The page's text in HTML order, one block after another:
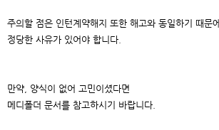
주의할 점은 인턴계약해지 또한 해고와 동일하기 때문에
정당한 사유가 있어야 합니다.
만약, 양식이 없어 고민이셨다면
메디폴더 문서를 참고하시기 바랍니다.